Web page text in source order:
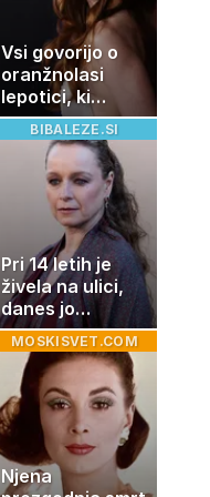
Vsi govorijo o
oranžnolasi
lepotici, ki
navdušuje s
skrivnostno
vlogo
BIBALEZE.SI
Pri 14 letih je
živela na ulici,
danes jo
občuduje ves
svet
MOSKISVET.COM
Njena